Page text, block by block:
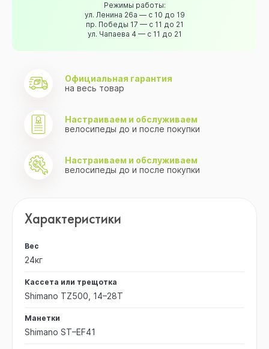
Режимы работы:
ул. Ленина 26а — с 10 до 19
пр. Победы 17 — с 11 до 21
ул. Чапаева 4 — с 11 до 21
Официальная гарантия
на весь товар
Настраиваем и обслуживаем
велосипеды до и после покупки
Настраиваем и обслуживаем
велосипеды до и после покупки
Характеристики
Вес
24кг
Кассета или трещотка
Shimano TZ500, 14–28T
Манетки
Shimano ST–EF41